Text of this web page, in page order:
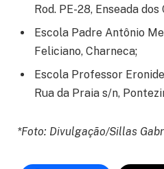
Rod. PE-28, Enseada dos
Escola Padre Antônio
Feliciano, Charneca;
Escola Professor
Rua da Praia s/n,
*Foto: Divulgação/Sillas